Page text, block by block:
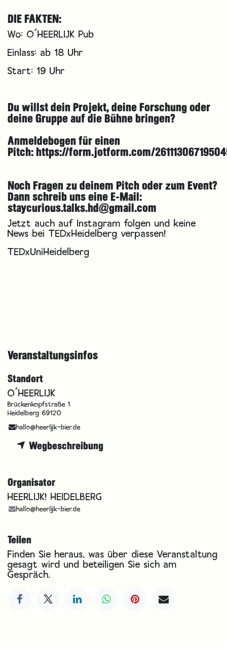
DIE FAKTEN:
Wo: O´HEERLIJK Pub
Einlass: ab 18 Uhr
Start: 19 Uhr
Du willst dein Projekt, deine Forschung oder
deine Gruppe auf die Bühne bringen?
Anmeldebogen für einen
Pitch: https://form.jotform.com/
Noch Fragen zu deinem Pitch oder zum Event?
Dann schreib uns eine E-Mail:
staycurious.talks.hd@gmail.com
Jetzt auch auf Instagram folgen und keine
News bei TEDxHeidelberg verpassen!
TEDxUniHeidelberg
Veranstaltungsinfos
Standort
O´HEERLIJK
Brückenkopfstraße 1
Heidelberg 69120
hallo@heerlijk-bier.de
Wegbeschreibung
Organisator
HEERLIJK! HEIDELBERG
hallo@heerlijk-bier.de
Teilen
Finden Sie heraus, was über diese Veranstaltung
gesagt wird und beteiligen Sie sich am
Gespräch.